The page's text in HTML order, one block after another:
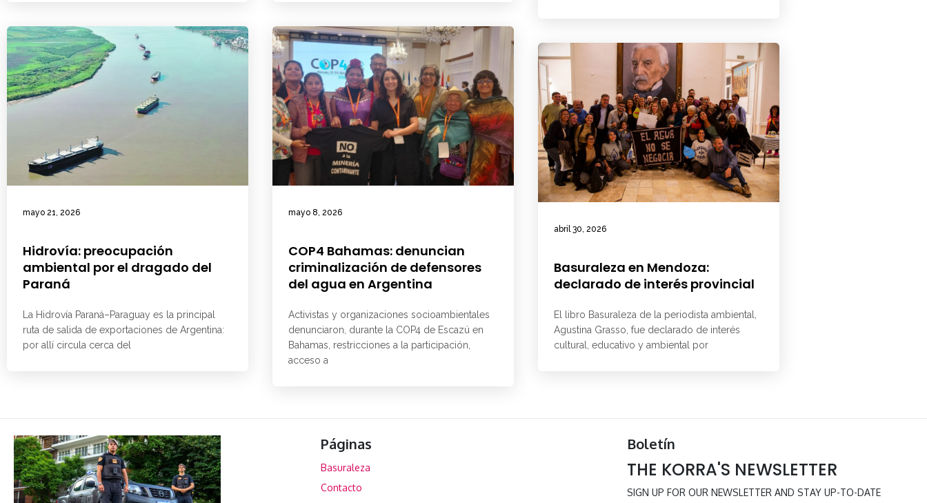
mayo 21, 2026
Hidrovía: preocupación
ambiental por el dragado del
Paraná
La Hidrovía Paraná–Paraguay es la principal
ruta de salida de exportaciones de Argentina:
por allí circula cerca del
mayo 8, 2026
COP4 Bahamas: denuncian
criminalización de defensores
del agua en Argentina
Activistas y organizaciones socioambientales
denunciaron, durante la COP4 de Escazú en
Bahamas, restricciones a la participación,
acceso a
abril 30, 2026
Basuraleza en Mendoza:
declarado de interés provincial
El libro Basuraleza de la periodista ambiental,
Agustina Grasso, fue declarado de interés
cultural, educativo y ambiental por
Páginas
Basuraleza
Contacto
Boletín
THE KORRA'S NEWSLETTER
SIGN UP FOR OUR NEWSLETTER AND STAY UP-TO-DATE